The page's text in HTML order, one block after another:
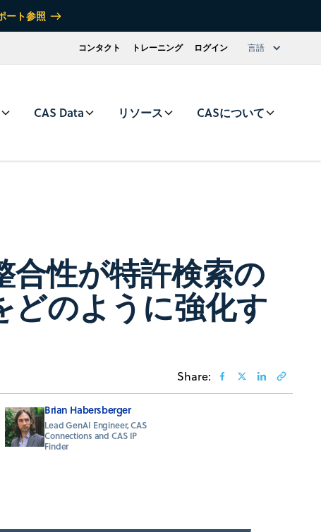
ート参照
コンタクト トレーニング ログイン 言語
CAS Data リソース CASについて
合性が特許検索の
どのように強化す
Share:
Brian Habersberger
Lead GenAI Engineer, CAS
Connections and CAS IP
Finder